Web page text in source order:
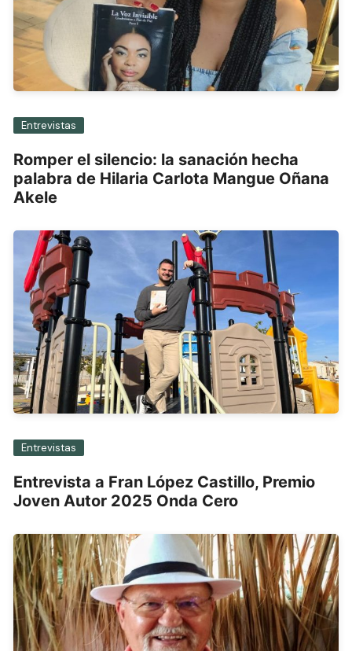
Entrevistas
Romper el silencio: la sanación hecha
palabra de Hilaria Carlota Mangue Oñana
Akele
Entrevistas
Entrevista a Fran López Castillo, Premio
Joven Autor 2025 Onda Cero